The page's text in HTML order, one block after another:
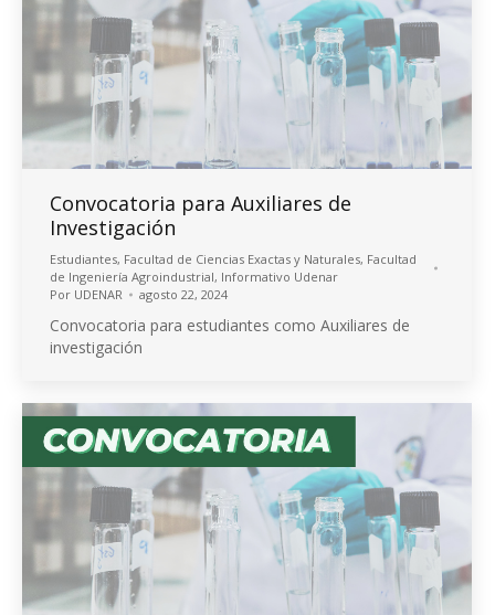
Convocatoria para Auxiliares de
Investigación
Estudiantes, Facultad de Ciencias Exactas y Naturales, Facultad
de Ingeniería Agroindustrial, Informativo Udenar
Por UDENAR agosto 22, 2024
Convocatoria para estudiantes como Auxiliares de
investigación